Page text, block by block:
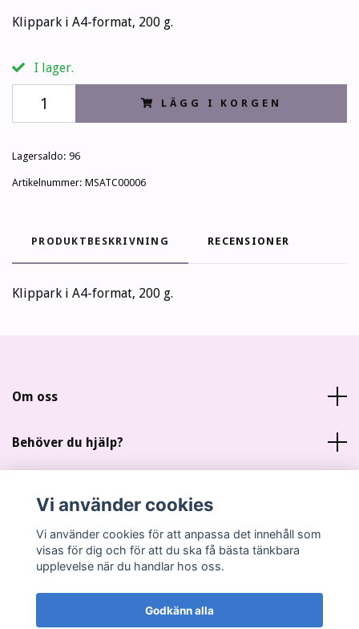
Klippark i A4-format, 200 g.
I lager.
LÄGG I KORGEN
Lagersaldo: 96
Artikelnummer: MSATC00006
PRODUKTBESKRIVNING RECENSIONER
Klippark i A4-format, 200 g.
Om oss
Behöver du hjälp?
Sociala medier
Vi använder cookies
Vi använder cookies för att anpassa det innehåll som
visas för dig och för att du ska få bästa tänkbara
upplevelse när du handlar hos oss.
Godkänn alla